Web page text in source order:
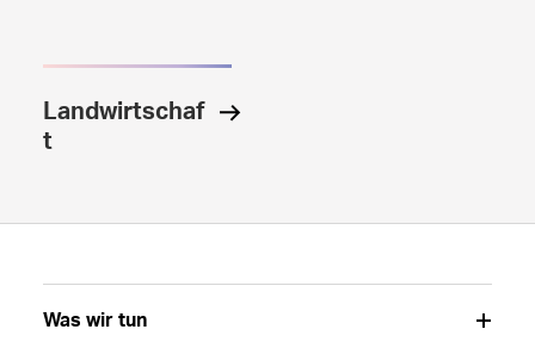
Landwirtschaf
t
Was wir tun